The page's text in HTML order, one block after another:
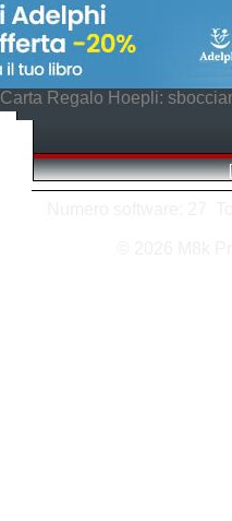
Carta Regalo Hoepli:
[